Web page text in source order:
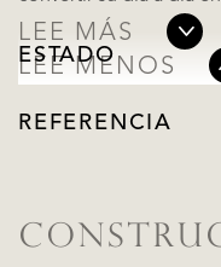
LEE MÁS
LEE MENOS
ESTADO
REFERENCIA